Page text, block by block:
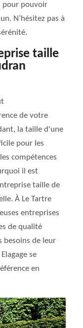
pour pouvoir
N’hésitez pas à
taille
de votre
la taille d'une
pour les
compétences
il est
taille de
À Le Tartre
entreprises
de qualité
besoins de leur
se
en